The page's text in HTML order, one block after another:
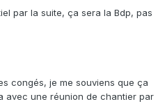
par la suite, ça sera la Bdp, pas
congés, je me souviens que ça
avec une réunion de chantier par